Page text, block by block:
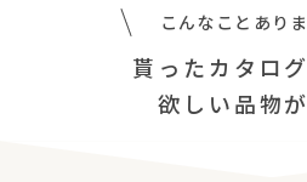
こんなことあり
貰ったカタロ
欲しい品物